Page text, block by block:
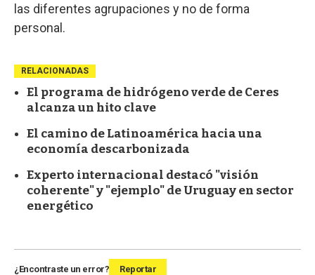
las diferentes agrupaciones y no de forma
personal.
RELACIONADAS
El programa de hidrógeno verde de Ceres
alcanza un hito clave
El camino de Latinoamérica hacia una
economía descarbonizada
Experto internacional destacó "visión
coherente" y "ejemplo" de Uruguay en sector
energético
¿Encontraste un error? Reportar